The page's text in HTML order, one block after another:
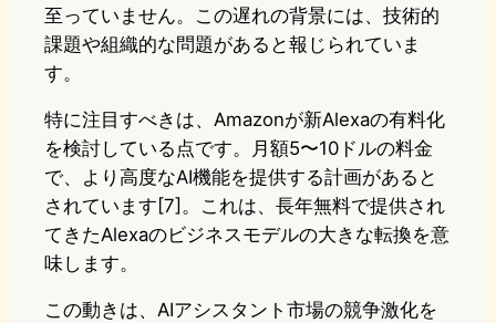
至っていません。この遅れの背景には、技術的
課題や組織的な問題があると報じられていま
す。
特に注目すべきは、Amazonが新Alexaの有料化
を検討している点です。月額5〜10ドルの料金
で、より高度なAI機能を提供する計画があると
されています[7]。これは、長年無料で提供され
てきたAlexaのビジネスモデルの大きな転換を意
味します。
この動きは、AIアシスタント市場の競争激化を